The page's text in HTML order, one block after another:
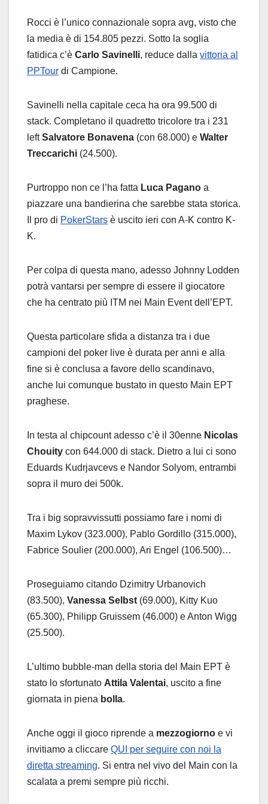
Rocci è l’unico connazionale sopra avg, visto che
la media è di 154.805 pezzi. Sotto la soglia
fatidica c’è Carlo Savinelli, reduce dalla vittoria al
PPTour di Campione.
Savinelli nella capitale ceca ha ora 99.500 di
stack. Completano il quadretto tricolore tra i 231
leftSalvatore Bonavena (con 68.000) e Walter
Treccarichi (24.500).
Purtroppo non ce l’ha fatta Luca Pagano a
piazzare una bandierina che sarebbe stata storica.
Il pro di PokerStars è uscito ieri con A-K contro K-
K.
Per colpa di questa mano, adesso Johnny Lodden
potrà vantarsi per sempre di essere il giocatore
che ha centrato più ITM nei Main Event dell’EPT.
Questa particolare sfida a distanza tra i due
campioni del poker live è durata per anni e alla
fine si è conclusa a favore dello scandinavo,
anche lui comunque bustato in questo Main EPT
praghese.
In testa al chipcount adesso c’è il 30enne Nicolas
Chouity con 644.000 di stack. Dietro a lui ci sono
Eduards Kudrjavcevs e Nandor Solyom, entrambi
sopra il muro dei 500k.
Tra i big sopravvissutti possiamo fare i nomi di
Maxim Lykov (323.000), Pablo Gordillo (315.000),
Fabrice Soulier (200.000), Ari Engel (106.500)…
Proseguiamo citando Dzimitry Urbanovich
(83.500), Vanessa Selbst (69.000), Kitty Kuo
(65.300), Philipp Gruissem (46.000) e Anton Wigg
(25.500).
L’ultimo bubble-man della storia del Main EPT è
stato lo sfortunato Attila Valentai, uscito a fine
giornata in piena bolla.
Anche oggi il gioco riprende a mezzogiorno e vi
invitiamo a cliccare QUI per seguire con noi la
diretta streaming. Si entra nel vivo del Main con la
scalata a premi sempre più ricchi.